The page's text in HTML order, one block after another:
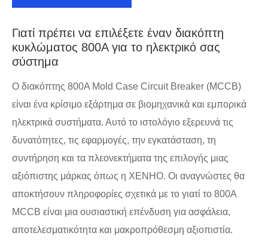
Γιατί πρέπει να επιλέξετε έναν διακόπτη
κυκλώματος 800A για το ηλεκτρικό σας
σύστημα
Ο διακόπτης 800A Mold Case Circuit Breaker (MCCB)
είναι ένα κρίσιμο εξάρτημα σε βιομηχανικά και εμπορικά
ηλεκτρικά συστήματα. Αυτό το ιστολόγιο εξερευνά τις
δυνατότητες, τις εφαρμογές, την εγκατάσταση, τη
συντήρηση και τα πλεονεκτήματα της επιλογής μιας
αξιόπιστης μάρκας όπως η XENHO. Οι αναγνώστες θα
αποκτήσουν πληροφορίες σχετικά με το γιατί το 800A
MCCB είναι μια ουσιαστική επένδυση για ασφάλεια,
αποτελεσματικότητα και μακροπρόθεσμη αξιοπιστία.